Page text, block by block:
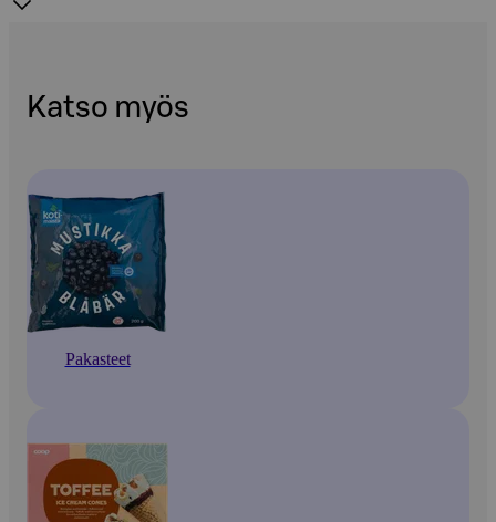
Katso myös
Pakasteet